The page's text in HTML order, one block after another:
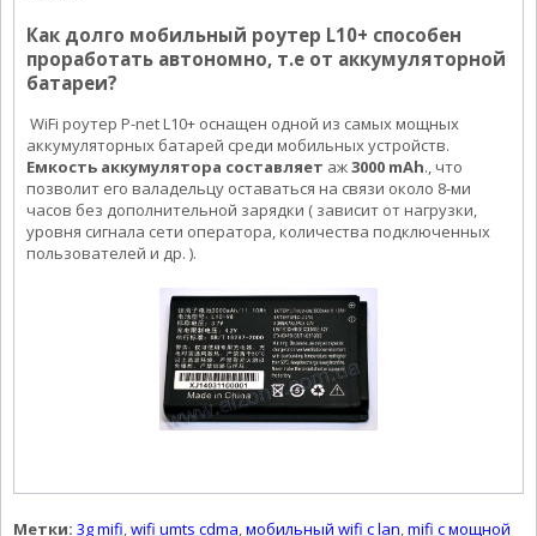
Как долго мобильный роутер L10+ способен
проработать автономно, т.е от аккумуляторной
батареи?
WiFi роутер P-net L10+ оснащен одной из самых мощных
аккумуляторных батарей среди мобильных устройств.
Емкость аккумулятора составляет аж3000 mAh., что
позволит его валадельцу оставаться на связи около 8-ми
часов без дополнительной зарядки ( зависит от нагрузки,
уровня сигнала сети оператора, количества подключенных
пользователей и др. ).
Метки: 3g mifi wifi umts cdma мобильный wifi c lan mifi с мощной